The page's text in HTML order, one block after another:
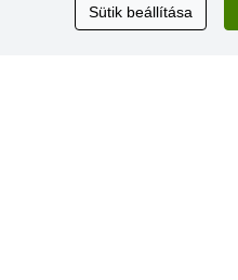
Thank you.
Sütik beállítása